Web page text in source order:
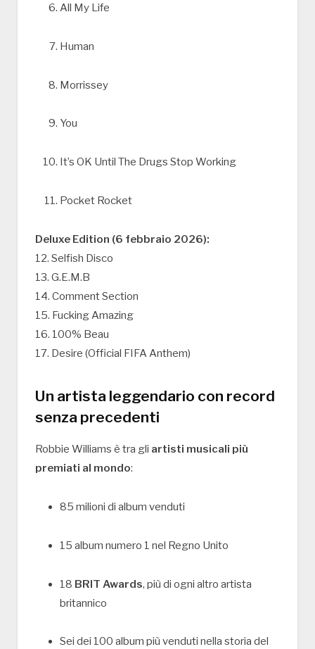
All My Life
Human
Morrissey
You
It’s OK Until The Drugs Stop Working
Pocket Rocket
Deluxe Edition (6 febbraio 2026):
12. Selfish Disco
13. G.E.M.B
14. Comment Section
15. Fucking Amazing
16. 100% Beau
17. Desire (Official FIFA Anthem)
Un artista leggendario con record
senza precedenti
Robbie Williams è tra gli artisti musicali più
premiati al mondo:
85 milioni di album venduti
15 album numero 1 nel Regno Unito
18 BRIT Awards, più di ogni altro artista
britannico
Sei dei 100 album più venduti nella storia del